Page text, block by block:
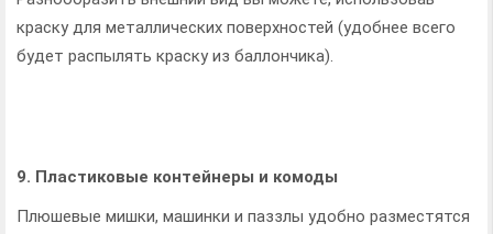
краску для металлических поверхностей (удобнее всего
будет распылять краску из баллончика).
9. Пластиковые контейнеры и комоды
Плюшевые мишки, машинки и паззлы удобно разместятся